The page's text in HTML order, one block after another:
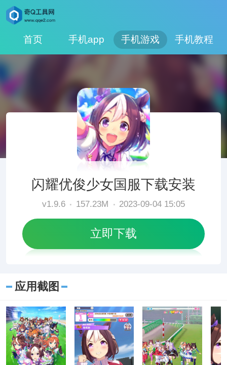
首页 手机app 手机游戏 手机教程
闪耀优俊少女国服下载安装
v1.9.6 157.23M 2023-09-04 15:05
立即下载
应用截图